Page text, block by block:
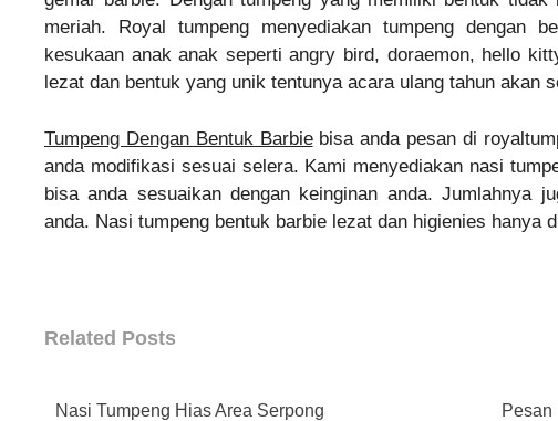
meriah. Royal tumpeng menyediakan tumpeng dengan
kesukaan anak anak seperti angry bird, doraemon, hello
lezat dan bentuk yang unik tentunya acara ulang tahun akan
Tumpeng Dengan Bentuk Barbiebisa anda pesan di
anda modifikasi sesuai selera. Kami menyediakan nasi
bisa anda sesuaikan dengan keinginan anda. Jumlahnya
anda. Nasi tumpeng bentuk barbie lezat dan higienies hanya
Related Posts
Nasi Tumpeng Hias Area Serpong Pesan